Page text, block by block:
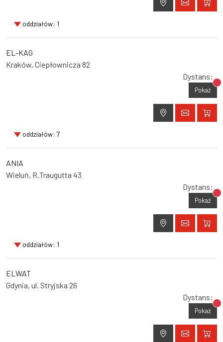
oddziałów: 1
EL-KAG
Kraków, Ciepłownicza 82
Dystans:
Pokaż
oddziałów: 7
ANIA
Wieluń, R.Traugutta 43
Dystans:
Pokaż
oddziałów: 1
ELWAT
Gdynia, ul. Stryjska 26
Dystans:
Pokaż